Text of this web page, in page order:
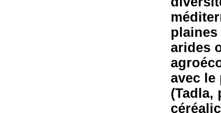
arides
avec le
(Tadla,